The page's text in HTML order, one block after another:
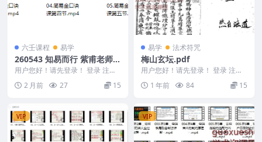
六壬课程 易学
260543 知易而行 紫甫老师
简易金口诀7集视频Y
用户您好！请先登录！ 登录 注册
知易而行 紫甫老师 简易金口诀7集
视频Y 26...
2 月前 27 15
易学 法术符咒
梅山玄坛.pdf
用户您好！请先登录！ 登录 注册
1 年前 84 15
VIP VIP